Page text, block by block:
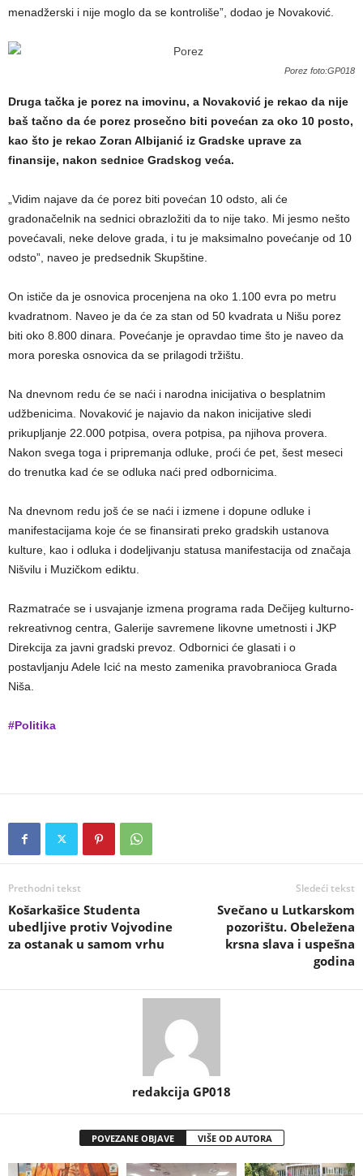
menadžerski i nije moglo da se kontroliše”, dodao je Novaković.
Porez foto:GP018
Druga tačka je porez na imovinu, a Novaković je rekao da nije
baš tačno da će porez prosečno biti povećan za oko 10 posto,
kao što je rekao Zoran Albijanić iz Gradske uprave za
finansije, nakon sednice Gradskog veća.
„Vidim najave da će porez biti povećan 10 odsto, ali će
gradonačelnik na sednici obrazložiti da to nije tako. Mi jesmo nešto
povećavali, neke delove grada, i tu je maksimalno povećanje od 10
odsto”, naveo je predsednik Skupštine.
On ističe da je osnovica procenjena na oko 1.100 evra po metru
kvadratnom. Naveo je da će za stan od 50 kvadrata u Nišu porez
biti oko 8.800 dinara. Povećanje je opravdao time što je naveo da
mora poreska osnovica da se prilagodi tržištu.
Na dnevnom redu će se naći i narodna inicijativa o besplatnim
udžbenicima. Novaković je najavio da nakon inicijative sledi
prikupljanje 22.000 potpisa, overa potpisa, pa njihova provera.
Nakon svega toga i pripremanja odluke, proći će pet, šest meseci
do trenutka kad će se odluka naći pred odbornicima.
Na dnevnom redu još će se naći i izmene i dopune odluke i
manifestacijama koje će se finansirati preko gradskih ustanova
kulture, kao i odluka i dodeljivanju statusa manifestacija od značaja
Nišvilu i Muzičkom ediktu.
Razmatraće se i usvajanje izmena programa rada Dečijeg kulturno-
rekreativnog centra, Galerije savremene likovne umetnosti i JKP
Direkcija za javni gradski prevoz. Odbornici će glasati i o
postavljanju Adele Icić na mesto zamenika pravobranioca Grada
Niša.
#Politika
Prethodni tekst
Košarkašice Studenta
ubedljive protiv Vojvodine
za ostanak u samom vrhu
Sledeći tekst
Svečano u Lutkarskom
pozorištu. Obeležena
krsna slava i uspešna
godina
redakcija GP018
POVEZANE OBJAVE VIŠE OD AUTORA